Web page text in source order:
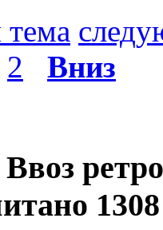
2
Вниз
1308